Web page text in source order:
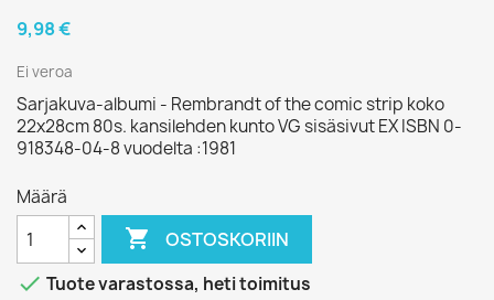
9,98 €
Ei veroa
Sarjakuva-albumi - Rembrandt of the comic strip koko
22x28cm 80s. kansilehden kunto VG sisäsivut EX ISBN 0-
918348-04-8 vuodelta :1981
Määrä
 OSTOSKORIIN
 Tuote varastossa, heti toimitus